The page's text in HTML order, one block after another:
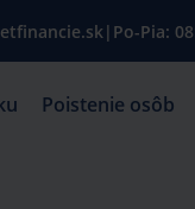
| Po-Pia:
Poistenie osôb